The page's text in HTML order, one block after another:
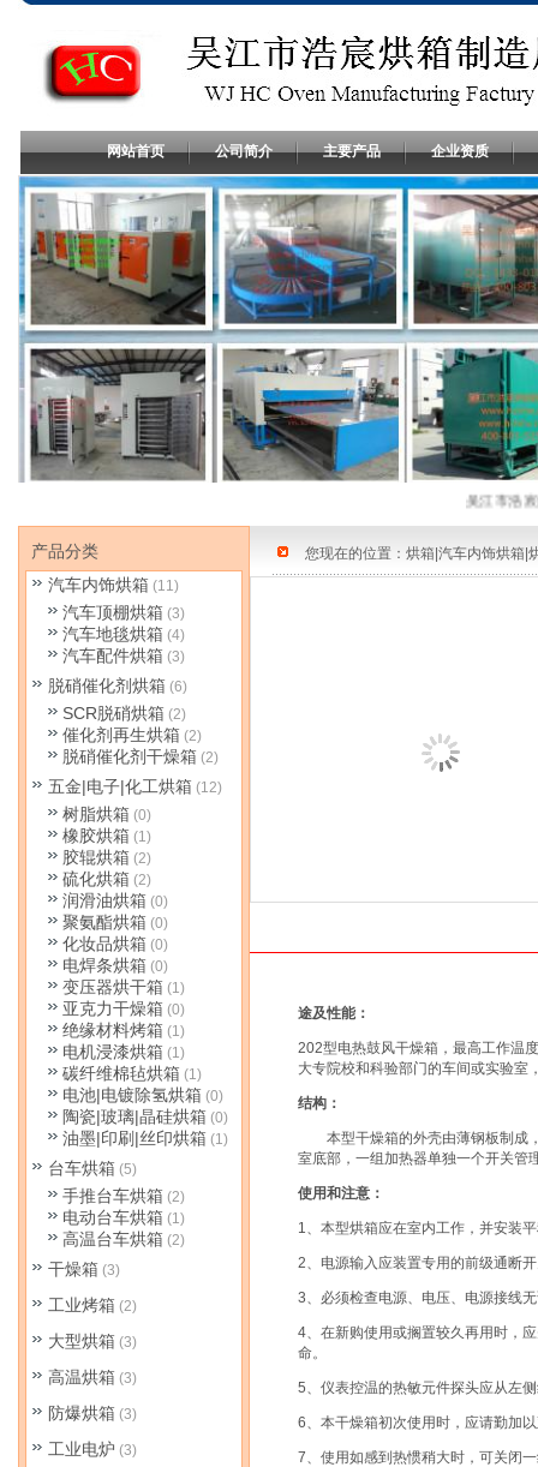
网站首页 公司简介 主要产品 企业资质
您现在的位置： 烘箱|汽车内饰烘箱|
途及性能：
202型电热鼓风干燥箱，最高工作温
大专院校和科验部门的车间或实验室
结构：
本型干燥箱的外壳由薄钢板制成，
室底部，一组加热器单独一个开关管
使用和注意：
1、本型烘箱应在室内工作，并安装
2、电源输入应装置专用的前级通断
3、必须检查电源、电压、电源接线
4、在新购使用或搁置较久再用时，
命。
5、仪表控温的热敏元件探头应从左
6、本干燥箱初次使用时，应请勤加
7、使用如感到热惯稍大时，可关闭
吴江市浩宸烘
产品分类
汽车内饰烘箱 (11)
汽车顶棚烘箱 (3)
汽车地毯烘箱 (4)
汽车配件烘箱 (3)
脱硝催化剂烘箱 (6)
SCR脱硝烘箱 (2)
催化剂再生烘箱 (2)
脱硝催化剂干燥箱 (2)
五金|电子|化工烘箱 (12)
树脂烘箱 (0)
橡胶烘箱 (1)
胶辊烘箱 (2)
硫化烘箱 (2)
润滑油烘箱 (0)
聚氨酯烘箱 (0)
化妆品烘箱 (0)
电焊条烘箱 (0)
变压器烘干箱 (1)
亚克力干燥箱 (0)
绝缘材料烤箱 (1)
电机浸漆烘箱 (1)
碳纤维棉毡烘箱 (1)
电池|电镀除氢烘箱 (0)
陶瓷|玻璃|晶硅烘箱 (0)
油墨|印刷|丝印烘箱 (1)
台车烘箱 (5)
手推台车烘箱 (2)
电动台车烘箱 (1)
高温台车烘箱 (2)
干燥箱 (3)
工业烤箱 (2)
大型烘箱 (3)
高温烘箱 (3)
防爆烘箱 (3)
工业电炉 (3)